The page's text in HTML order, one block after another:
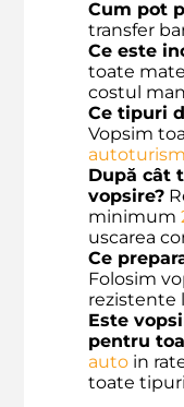
Cum pot
transfer
Ce este
toate
costul
Ce tipuri
Vopsim
După cât
vopsire?
minimum
uscarea
Ce
Folosim
rezistente
Este
pentru
auto in
toate